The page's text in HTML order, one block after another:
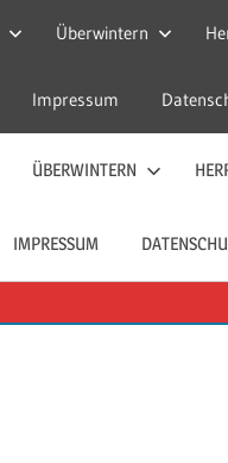
Überwintern
Impressum
ÜBERWINTERN
IMPRESSUM